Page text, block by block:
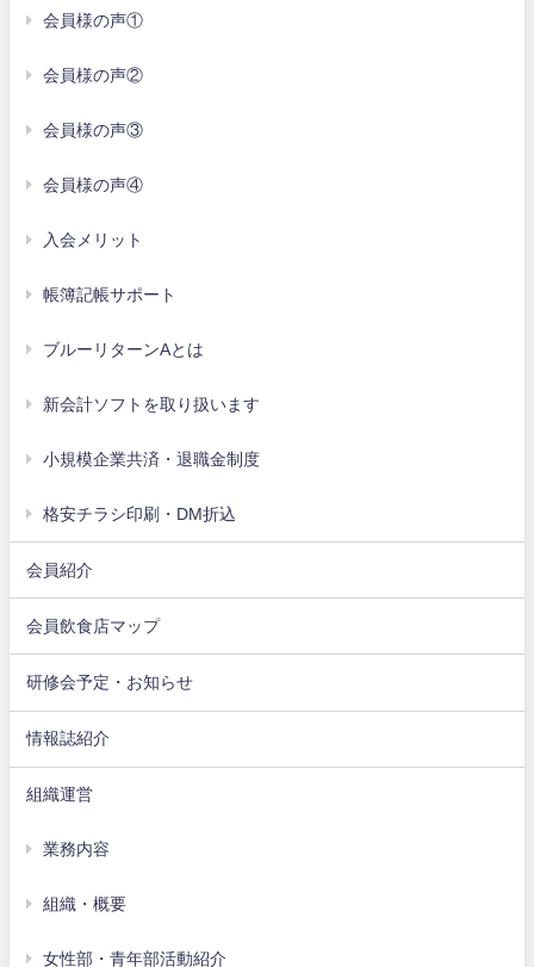
会員様の声①
会員様の声②
会員様の声③
会員様の声④
入会メリット
帳簿記帳サポート
ブルーリターンAとは
新会計ソフトを取り扱います
小規模企業共済・退職金制度
格安チラシ印刷・DM折込
会員紹介
会員飲食店マップ
研修会予定・お知らせ
情報誌紹介
組織運営
業務内容
組織・概要
女性部・青年部活動紹介